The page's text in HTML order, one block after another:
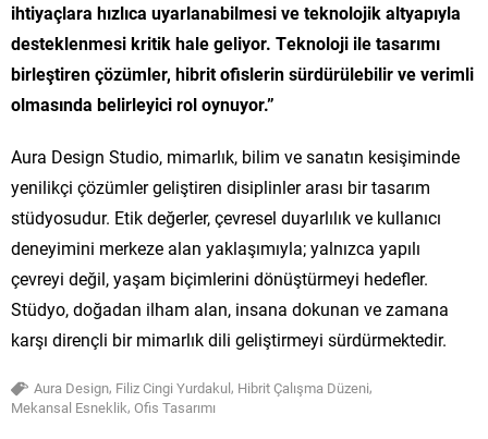
ihtiyaçlara hızlıca uyarlanabilmesi ve teknolojik altyapıyla
desteklenmesi kritik hale geliyor. Teknoloji ile tasarımı
birleştiren çözümler, hibrit ofislerin sürdürülebilir ve verimli
olmasında belirleyici rol oynuyor.”
Aura Design Studio, mimarlık, bilim ve sanatın kesişiminde
yenilikçi çözümler geliştiren disiplinler arası bir tasarım
stüdyosudur. Etik değerler, çevresel duyarlılık ve kullanıcı
deneyimini merkeze alan yaklaşımıyla; yalnızca yapılı
çevreyi değil, yaşam biçimlerini dönüştürmeyi hedefler.
Stüdyo, doğadan ilham alan, insana dokunan ve zamana
karşı dirençli bir mimarlık dili geliştirmeyi sürdürmektedir.
Aura Design, Filiz Cingi Yurdakul, Hibrit Çalışma Düzeni,
Mekansal Esneklik, Ofis Tasarımı